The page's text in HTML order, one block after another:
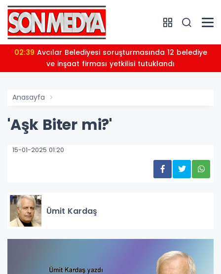
02:39
ve inşaat firması yetkilisi tutuklandı
Anasayfa
'Aşk Biter mi?'
15-01-2025 01:20
Ümit Kardaş